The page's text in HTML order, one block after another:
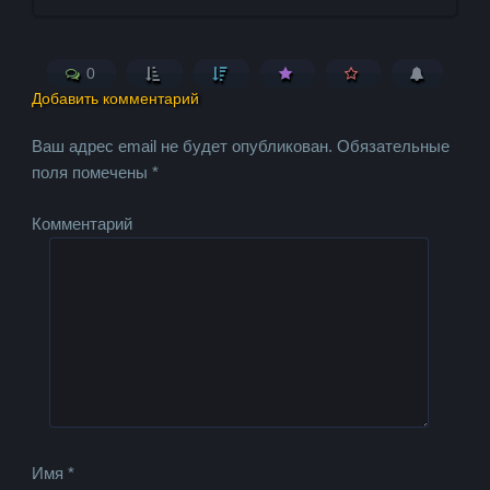
0
Добавить комментарий
Ваш адрес email не будет опубликован. Обязательные
поля помечены*
Комментарий
Имя*